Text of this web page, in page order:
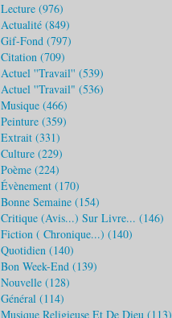
Lecture (976)
Actualité (849)
Gif-Fond (797)
Citation (709)
Actuel ''travail'' (539)
Actuel ''travail" (536)
Musique (466)
Peinture (359)
Extrait (331)
Culture (229)
Poème (224)
Évènement (170)
Bonne Semaine (154)
Critique (avis...) Sur Livre... (146)
Fiction ( Chronique...) (140)
Quotidien (140)
Bon Week-End (139)
Nouvelle (128)
Général (114)
Musique Religieuse Et De Dieu (113)